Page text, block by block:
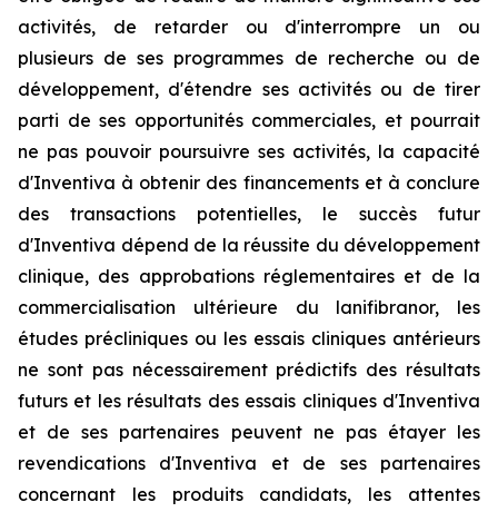
activités, de retarder ou d'interrompre un ou
plusieurs de ses programmes de recherche ou de
développement, d'étendre ses activités ou de tirer
parti de ses opportunités commerciales, et pourrait
ne pas pouvoir poursuivre ses activités, la capacité
d'Inventiva à obtenir des financements et à conclure
des transactions potentielles, le succès futur
d'Inventiva dépend de la réussite du développement
clinique, des approbations réglementaires et de la
commercialisation ultérieure du lanifibranor, les
études précliniques ou les essais cliniques antérieurs
ne sont pas nécessairement prédictifs des résultats
futurs et les résultats des essais cliniques d'Inventiva
et de ses partenaires peuvent ne pas étayer les
revendications d'Inventiva et de ses partenaires
concernant les produits candidats, les attentes